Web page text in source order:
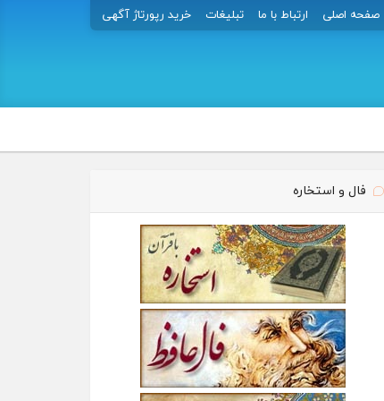
صفحه اصلی ارتباط با ما تبلیغات خرید رپورتاژ آگهی
فال و استخاره